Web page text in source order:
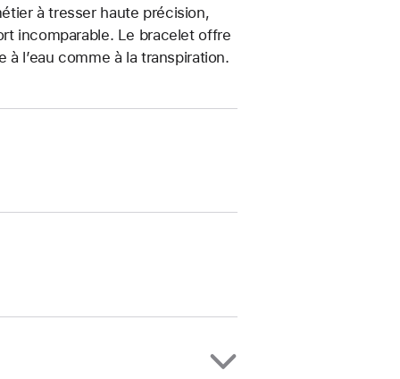
à tresser haute précision,
incomparable. Le bracelet offre
l’eau comme à la transpiration.